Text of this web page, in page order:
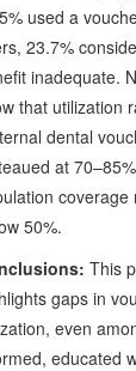
used a
23.7%
inadequate.
that utilization
dental
at
coverage
50%.
This
gaps in
even
educated